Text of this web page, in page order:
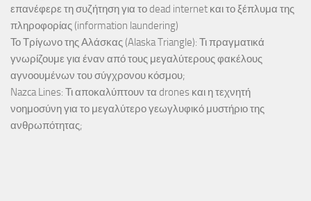
επανέφερε τη συζήτηση για το dead internet και το ξέπλυμα της
πληροφορίας (information laundering)
Το Τρίγωνο της Αλάσκας (Alaska Triangle): Τι πραγματικά
γνωρίζουμε για έναν από τους μεγαλύτερους φακέλους
αγνοουμένων του σύγχρονου κόσμου;
Nazca Lines: Τι αποκαλύπτουν τα drones και η τεχνητή
νοημοσύνη για το μεγαλύτερο γεωγλυφικό μυστήριο της
ανθρωπότητας;